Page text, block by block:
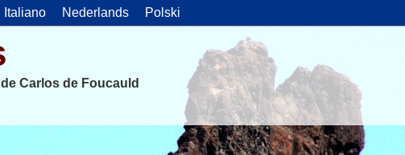
Italiano Nederlands Polski
Carlos de Foucauld